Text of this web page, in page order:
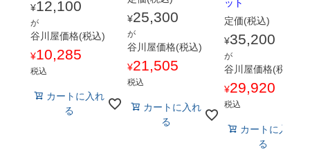
¥12,100
が
谷川屋価格(税込)
¥10,285
税込
カートに入れ
る
¥25,300
が
谷川屋価格(税込)
¥21,505
税込
カートに入れ
る
ット
定価(税込)
¥35,200
が
谷川屋価格(税込)
¥29,920
税込
カートに入れ
る